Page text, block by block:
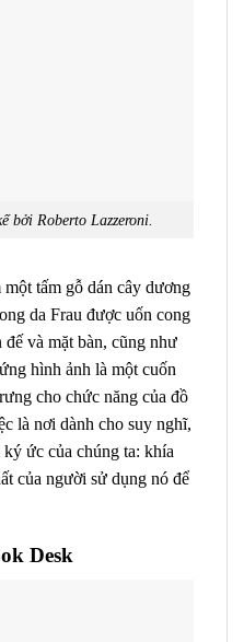
bởi Roberto Lazzeroni.
tấm gỗ dán cây dương
da Frau được uốn cong
đế và mặt bàn, cũng như
hình ảnh là một cuốn
cho chức năng của đồ
là nơi dành cho suy nghĩ,
ức của chúng ta: khía
của người sử dụng nó để
Desk